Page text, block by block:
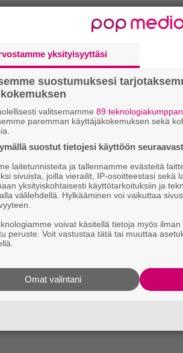
Episodin sivuilta
tiedät mistä kahvitauolla puhutaan!
suoraan sähköpostiin tästä.
yksityisyyttäsi
suostumuksesi
valitsemamme 89
paremman käyttäjäkokemuksen sekä
suostut tietojesi käyttöön
laitetunnisteita ja tallennamme evästeitä
sivuista, joilla vierailit, IP-osoitteestasi sekä
yksityiskohtaisesti käyttötarkoituksiin ja
välilehdellä. Hylkääminen voi vaikuttaa
voivat käsitellä tietoja myös
peruste. Voit vastustaa tätä tai muuttaa
Omat valintani